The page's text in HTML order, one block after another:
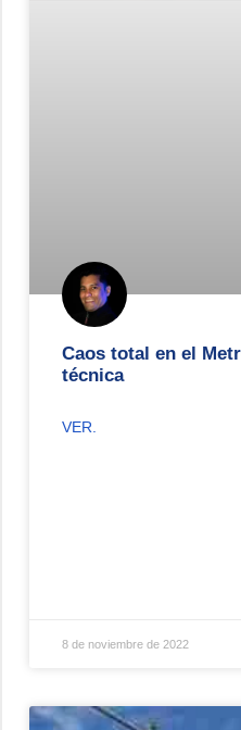
Caos total en el
técnica
VER.
8 de noviembre de 2022